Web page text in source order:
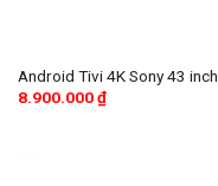
Android Tivi 4K Sony 43 inch
8.900.000₫